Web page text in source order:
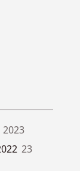
2023
23